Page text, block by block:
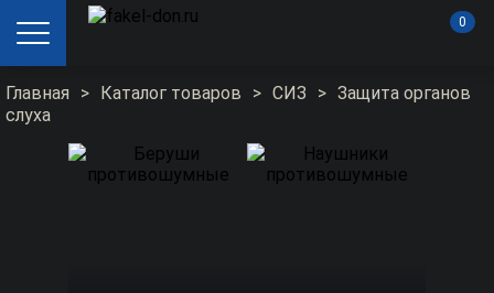
0
Главная > Каталог товаров > СИЗ > Защита органов
слуха